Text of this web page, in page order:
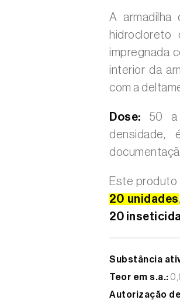
A armadilha
hidrocloreto
impregnada
interior da
com a
Dose: 50 a
densidade,
Este produto
20 unidades
20
Substância
Teor em s.a.:
Autorização de